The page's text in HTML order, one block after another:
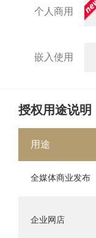
个人商用
嵌入使用
授权用途说明
用途
全媒体商业发布
企业网店